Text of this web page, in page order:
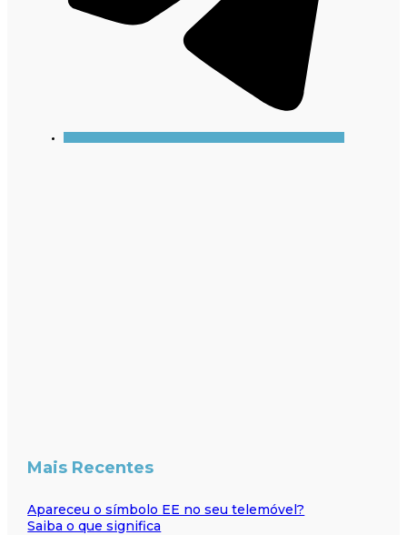
Mais Recentes
Apareceu o símbolo EE no seu telemóvel?
Saiba o que significa